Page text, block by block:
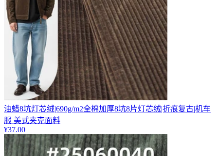
油蜡8坑灯芯绒|690g/m2全棉加厚8坑8片灯芯绒|折痕复古|机车
服 美式夹克面料
¥37.00